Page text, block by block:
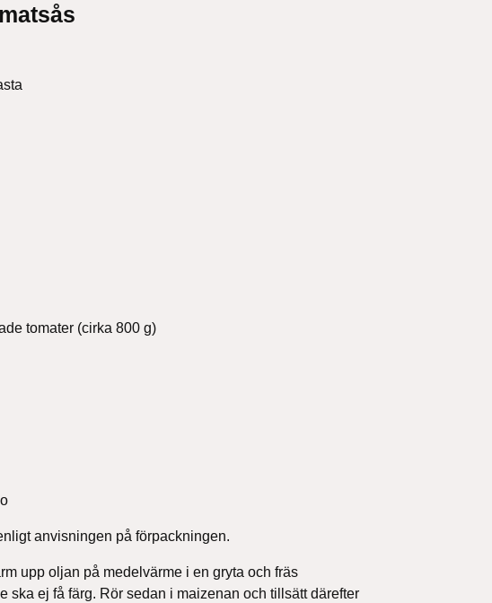
tomater (cirka 800 g)
anvisningen på förpackningen.
upp oljan på medelvärme i en gryta och fräs
ska ej få färg. Rör sedan i maizenan och tillsätt därefter